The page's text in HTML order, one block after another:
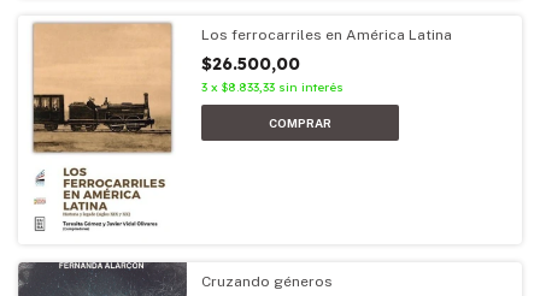
Los ferrocarriles en América Latina
$26.500,00
3 x $8.833,33 sin interés
Cruzando géneros